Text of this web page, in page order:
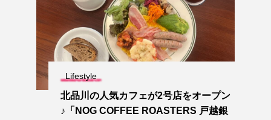
Lifestyle
北品川の人気カフェが2号店をオープン
♪「NOG COFFEE ROASTERS 戸越銀